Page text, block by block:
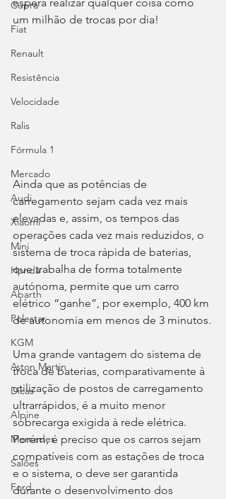
Cupra
Fiat
Renault
Resistência
Velocidade
Ralis
Fórmula 1
Mercado
Audi
Xiaomi
Mini
Honda
Abarth
Polestar
KGM
Aston Martin
Dicas
Alpine
Mercedes
Salões
Ford
um milhão de trocas por dia!
Ainda que as potências de
carregamento sejam cada vez mais
elevadas e, assim, os tempos das
operações cada vez mais reduzidos, o
sistema de troca rápida de baterias,
que trabalha de forma totalmente
autónoma, permite que um carro
elétrico “ganhe”, por exemplo, 400 km
de autonomia em menos de 3 minutos.
Uma grande vantagem do sistema de
troca de baterias, comparativamente à
utilização de postos de carregamento
ultrarrápidos, é a muito menor
sobrecarga exigida à rede elétrica.
Porém, é preciso que os carros sejam
compatíveis com as estações de troca
e o sistema, o deve ser garantida
durante o desenvolvimento dos